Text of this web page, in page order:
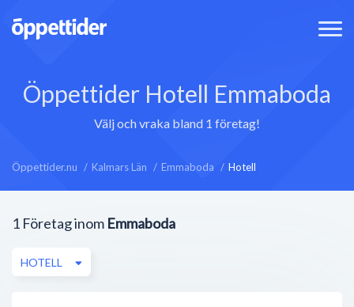
Öppettider Hotell Emmaboda
Välj och vraka bland 1 företag!
Öppettider.nu Kalmars Län Emmaboda Hotell
1 Företag inom Emmaboda
HOTELL